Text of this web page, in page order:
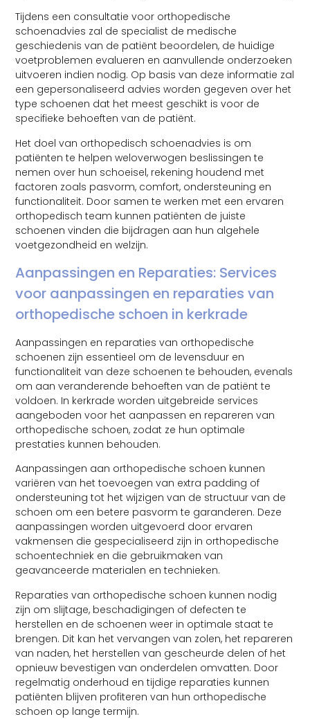
Tijdens een consultatie voor orthopedische
schoenadvies zal de specialist de medische
geschiedenis van de patiënt beoordelen, de huidige
voetproblemen evalueren en aanvullende onderzoeken
uitvoeren indien nodig. Op basis van deze informatie zal
een gepersonaliseerd advies worden gegeven over het
type schoenen dat het meest geschikt is voor de
specifieke behoeften van de patiënt.
Het doel van orthopedisch schoenadvies is om
patiënten te helpen weloverwogen beslissingen te
nemen over hun schoeisel, rekening houdend met
factoren zoals pasvorm, comfort, ondersteuning en
functionaliteit. Door samen te werken met een ervaren
orthopedisch team kunnen patiënten de juiste
schoenen vinden die bijdragen aan hun algehele
voetgezondheid en welzijn.
Aanpassingen en Reparaties: Services
voor aanpassingen en reparaties van
orthopedische schoen in kerkrade
Aanpassingen en reparaties van orthopedische
schoenen zijn essentieel om de levensduur en
functionaliteit van deze schoenen te behouden, evenals
om aan veranderende behoeften van de patiënt te
voldoen. In kerkrade worden uitgebreide services
aangeboden voor het aanpassen en repareren van
orthopedische schoen, zodat ze hun optimale
prestaties kunnen behouden.
Aanpassingen aan orthopedische schoen kunnen
variëren van het toevoegen van extra padding of
ondersteuning tot het wijzigen van de structuur van de
schoen om een betere pasvorm te garanderen. Deze
aanpassingen worden uitgevoerd door ervaren
vakmensen die gespecialiseerd zijn in orthopedische
schoentechniek en die gebruikmaken van
geavanceerde materialen en technieken.
Reparaties van orthopedische schoen kunnen nodig
zijn om slijtage, beschadigingen of defecten te
herstellen en de schoenen weer in optimale staat te
brengen. Dit kan het vervangen van zolen, het repareren
van naden, het herstellen van gescheurde delen of het
opnieuw bevestigen van onderdelen omvatten. Door
regelmatig onderhoud en tijdige reparaties kunnen
patiënten blijven profiteren van hun orthopedische
schoen op lange termijn.